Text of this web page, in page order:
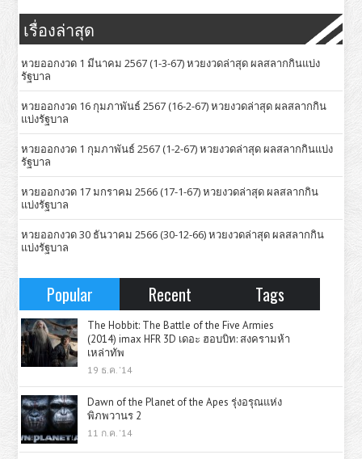
เรื่องล่าสุด
หวยออกงวด 1 มีนาคม 2567 (1-3-67) หวยงวดล่าสุด ผลสลากกินแบ่ง
รัฐบาล
หวยออกงวด 16 กุมภาพันธ์ 2567 (16-2-67) หวยงวดล่าสุด ผลสลากกิน
แบ่งรัฐบาล
หวยออกงวด 1 กุมภาพันธ์ 2567 (1-2-67) หวยงวดล่าสุด ผลสลากกินแบ่ง
รัฐบาล
หวยออกงวด 17 มกราคม 2566 (17-1-67) หวยงวดล่าสุด ผลสลากกิน
แบ่งรัฐบาล
หวยออกงวด 30 ธันวาคม 2566 (30-12-66) หวยงวดล่าสุด ผลสลากกิน
แบ่งรัฐบาล
Popular Recent Tags
The Hobbit: The Battle of the Five Armies
(2014) imax HFR 3D เดอะ ฮอบบิท: สงครามห้า
เหล่าทัพ
19 ธ.ค. '14
Dawn of the Planet of the Apes รุ่งอรุณแห่ง
พิภพวานร 2
11 ก.ค. '14